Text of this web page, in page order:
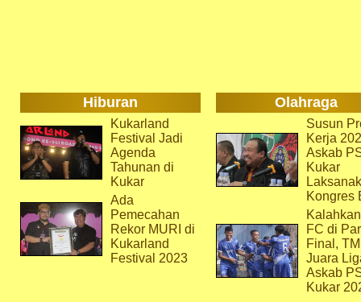
Hiburan Olahraga
Kukarland
Festival Jadi
Agenda
Tahunan di
Kukar
Ada
Pemecahan
Rekor MURI di
Kukarland
Festival 2023
Susun
Kerja
Askab
Kukar
Kongres
FC di
Final,
Juara
Askab
Kukar